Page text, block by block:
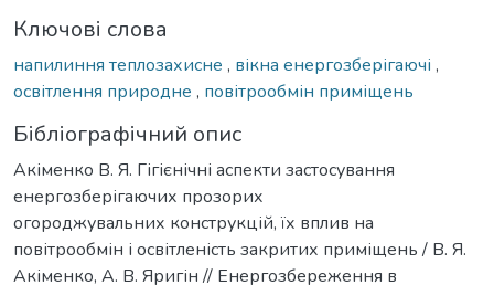
Ключові слова
напилиння теплозахисне , вікна енергозберігаючі ,
освітлення природне , повітрообмін приміщень
Бібліографічний опис
Акіменко В. Я. Гігієнічні аспекти застосування
енергозберігаючих прозорих
огороджувальних конструкцій, їх вплив на
повітрообмін і освітленість закритих приміщень / В. Я.
Акіменко, А. В. Яригін // Енергозбереження в